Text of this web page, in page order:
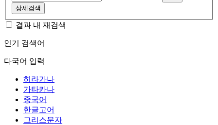
상세검색
결과 내 재검색
인기 검색어
다국어 입력
히라가나
가타카나
중국어
한글고어
그리스문자